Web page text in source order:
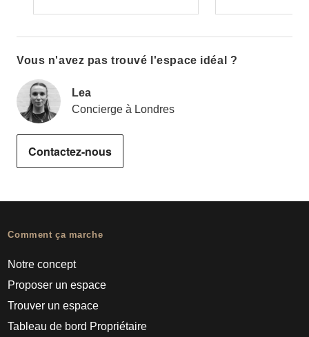
Vous n'avez pas trouvé l'espace idéal ?
Lea
Concierge à Londres
Contactez-nous
Comment ça marche
Notre concept
Proposer un espace
Trouver un espace
Tableau de bord Propriétaire